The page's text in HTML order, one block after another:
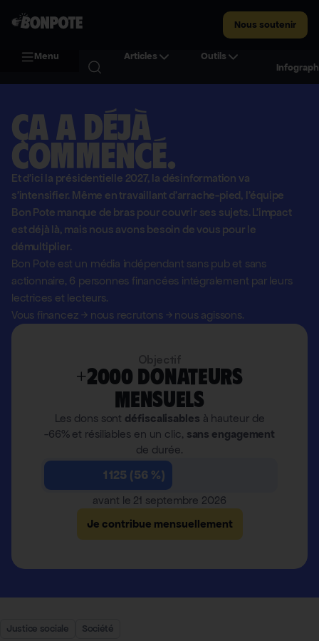
Nous soutenir
Menu Articles
Outils
Ça a déjà
commencé.
Et d'ici la présidentielle 2027, la désinformation va
s'intensifier. Même en travaillant d'arrache-pied, l'équipe
Bon Pote manque de bras pour couvrir ses sujets. L'impact
est déjà là, mais nous avons besoin de vous pour le
démultiplier.
Bon Pote est un média indépendant sans pub et sans
actionnaire, 6 personnes financées intégralement par leurs
lectrices et lecteurs.
Vous financez→ nous recrutons →nous agissons.
+2000 donateurs
mensuels
Les dons sont défiscalisables à hauteur de
-66% et résiliables en un clic, sans engagement
de durée.
1 125 (56 %)
avant le 21 septembre 2026
Je contribue mensuellement
Justice sociale Société